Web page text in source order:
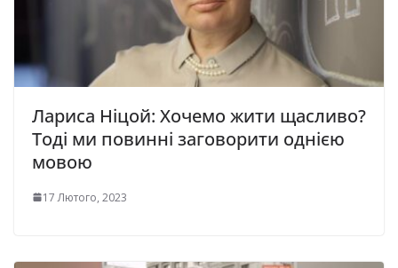
Лариса Ніцой: Хочемо жити щасливо?
Тоді ми повинні заговорити однією
мовою
17 Лютого, 2023